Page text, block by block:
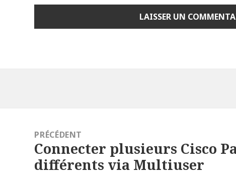
l’article
PRÉCÉDENT
Article
précédent :
Connecter plusieurs Cisco
différents via Multiuser